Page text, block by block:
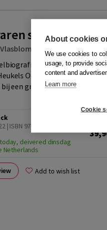
Boom
in woord en beeld
Op 20 juni 1943 was
een grote razzia in Amst...
| ISBN 9789024425556 |
deivered dinsdag
Netherlands
Add to wish list
About cookies
We use cookies to
usage, to provide
content and
Learn more
Cookie